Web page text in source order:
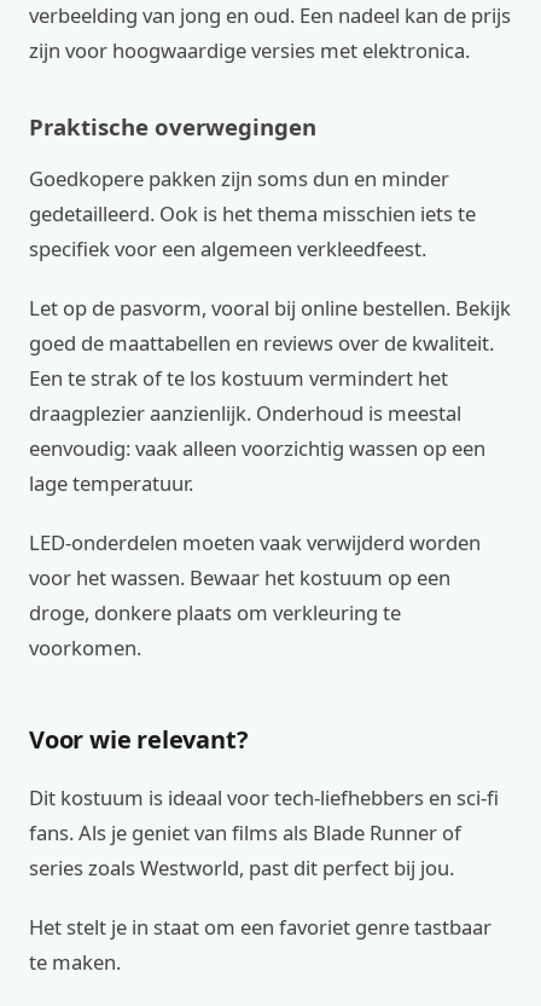
verbeelding van jong en oud. Een nadeel kan de prijs
zijn voor hoogwaardige versies met elektronica.
Praktische overwegingen
Goedkopere pakken zijn soms dun en minder
gedetailleerd. Ook is het thema misschien iets te
specifiek voor een algemeen verkleedfeest.
Let op de pasvorm, vooral bij online bestellen. Bekijk
goed de maattabellen en reviews over de kwaliteit.
Een te strak of te los kostuum vermindert het
draagplezier aanzienlijk. Onderhoud is meestal
eenvoudig: vaak alleen voorzichtig wassen op een
lage temperatuur.
LED-onderdelen moeten vaak verwijderd worden
voor het wassen. Bewaar het kostuum op een
droge, donkere plaats om verkleuring te
voorkomen.
Voor wie relevant?
Dit kostuum is ideaal voor tech-liefhebbers en sci-fi
fans. Als je geniet van films als Blade Runner of
series zoals Westworld, past dit perfect bij jou.
Het stelt je in staat om een favoriet genre tastbaar
te maken.